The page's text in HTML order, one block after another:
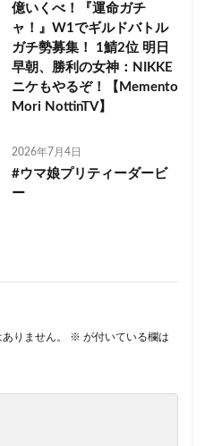
億いくべ！『運命ガチ
ャ！』W1でギルドバトル
ガチ勢募集！ 1鯖2位 明日
早朝、勝利の女神：NIKKE
ニケもやるぞ！【Memento
Mori NottinTV】
2026年7月4日
#ウマ娘プリティーダービ
ー
りません。 ※ が付いている欄は